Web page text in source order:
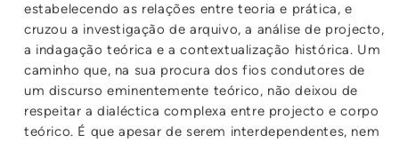
estabelecendo as relações entre teoria e prática, e
cruzou a investigação de arquivo, a análise de projecto,
a indagação teórica e a contextualização histórica. Um
caminho que, na sua procura dos fios condutores de
um discurso eminentemente teórico, não deixou de
respeitar a dialéctica complexa entre projecto e corpo
teórico. É que apesar de serem interdependentes, nem